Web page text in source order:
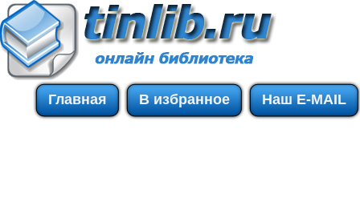
Главная В избранное Наш E-MAIL